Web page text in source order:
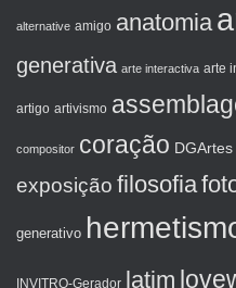
alternative amigo anatomia
generativa arte interactiva arte
artigo artivismo
compositor coração DGArtes
exposição filosofia
generativo
INVITRO-Gerador latim